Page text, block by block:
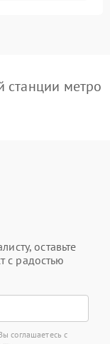
метро
оставьте
с радостью
соглашаетесь с